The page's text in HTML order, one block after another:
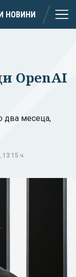
НОВИНИ
OpenAI
два месеца,
13:15 ч.